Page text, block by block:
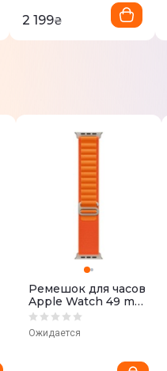
2 199₴
Ремешок для часов
Apple Watch 49 mm
(Orange) Alpine
Loop - Large
MQE13ZM/A
Ожидается